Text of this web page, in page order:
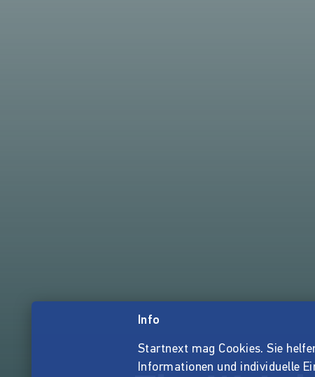
Info
Startnext mag Cookies. Sie
Informationen und individuelle